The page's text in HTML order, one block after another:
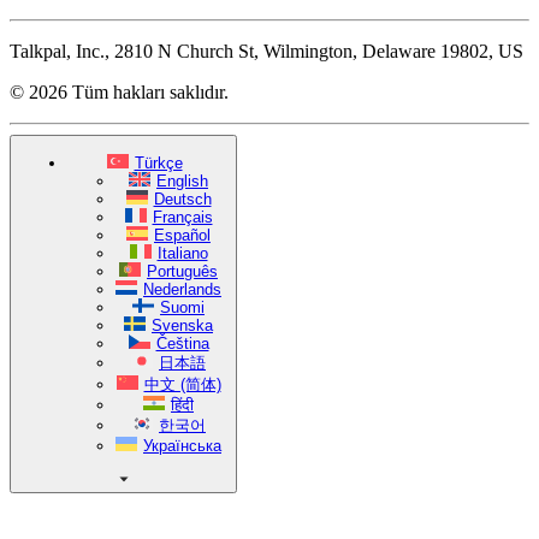
Talkpal, Inc., 2810 N Church St, Wilmington, Delaware 19802, US
© 2026 Tüm hakları saklıdır.
Türkçe
English
Deutsch
Français
Español
Italiano
Português
Nederlands
Suomi
Svenska
Čeština
日本語
中文 (简体)
हिंदी
한국어
Українська